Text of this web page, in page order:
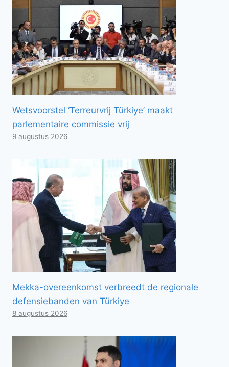
Wetsvoorstel ‘Terreurvrij Türkiye’ maakt
parlementaire commissie vrij
9 augustus 2026
Mekka-overeenkomst verbreedt de regionale
defensiebanden van Türkiye
8 augustus 2026